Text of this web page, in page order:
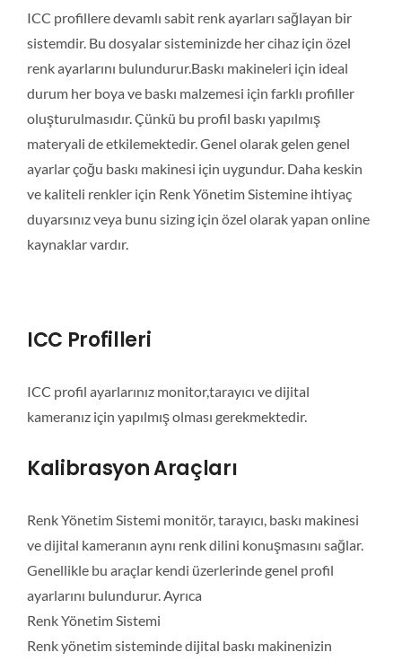
ICC profillere devamlı sabit renk ayarları sağlayan bir
sistemdir. Bu dosyalar sisteminizde her cihaz için özel
renk ayarlarını bulundurur.Baskı makineleri için ideal
durum her boya ve baskı malzemesi için farklı profiller
oluşturulmasıdır. Çünkü bu profil baskı yapılmış
materyali de etkilemektedir. Genel olarak gelen genel
ayarlar çoğu baskı makinesi için uygundur. Daha keskin
ve kaliteli renkler için Renk Yönetim Sistemine ihtiyaç
duyarsınız veya bunu sizing için özel olarak yapan online
kaynaklar vardır.
ICC Profilleri
ICC profil ayarlarınız monitor,tarayıcı ve dijital
kameranız için yapılmış olması gerekmektedir.
Kalibrasyon Araçları
Renk Yönetim Sistemi monitör, tarayıcı, baskı makinesi
ve dijital kameranın aynı renk dilini konuşmasını sağlar.
Genellikle bu araçlar kendi üzerlerinde genel profil
ayarlarını bulundurur. Ayrıca
Renk Yönetim Sistemi
Renk yönetim sisteminde dijital baskı makinenizin